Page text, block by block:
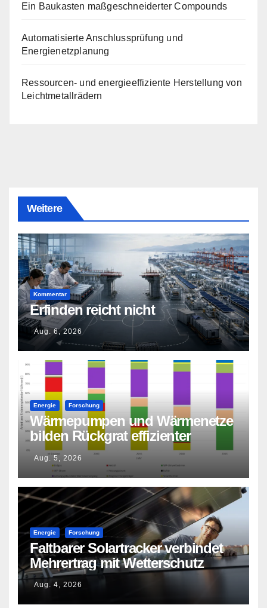
Ein Baukasten maßgeschneiderter Compounds
Automatisierte Anschlussprüfung und
Energienetzplanung
Ressourcen- und energieeffiziente Herstellung von
Leichtmetallrädern
Weitere
Kommentar
Erfinden reicht nicht
Aug. 6, 2026
Energie Forschung
Wärmepumpen und Wärmenetze
bilden Rückgrat effizienter
Wärmeversorgung
Aug. 5, 2026
Energie Forschung
Faltbarer Solartracker verbindet
Mehrertrag mit Wetterschutz
Aug. 4, 2026